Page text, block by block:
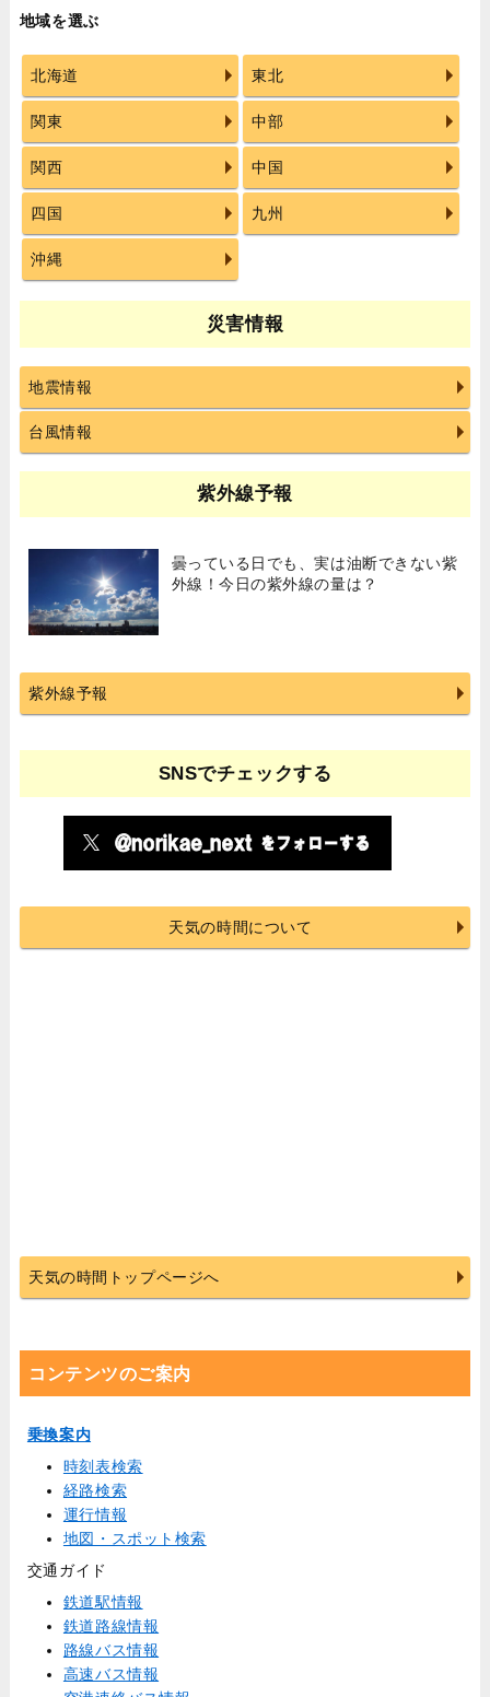
地域を選ぶ
北海道 東北
関東 中部
関西 中国
四国 九州
沖縄
災害情報
地震情報
台風情報
紫外線予報
曇っている日でも、実は油断できない紫
外線！今日の紫外線の量は？
紫外線予報
SNSでチェックする
天気の時間について
天気の時間トップページへ
コンテンツのご案内
乗換案内
時刻表検索
経路検索
運行情報
地図・スポット検索
交通ガイド
鉄道駅情報
鉄道路線情報
路線バス情報
高速バス情報